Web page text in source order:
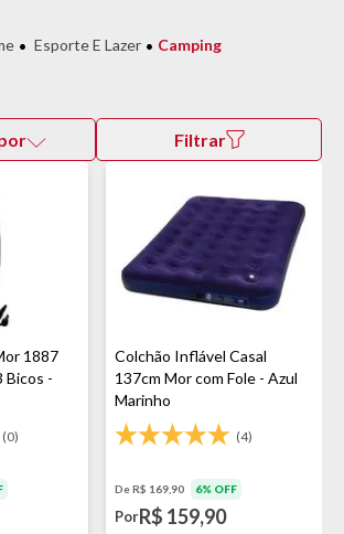
Esporte E Lazer Camping
Filtrar
1887
Bicos -
(0)
Colchão Inflável Casal
137cm Mor com Fole - Azul
Marinho
(4)
De R$ 169,90 6% OFF
PorR$ 159,90